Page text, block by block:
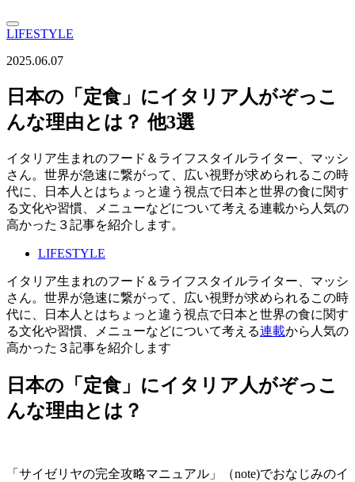
LIFESTYLE
2025.06.07
日本の「定食」にイタリア人がぞっこ
んな理由とは？ 他3選
イタリア生まれのフード＆ライフスタイルライター、マッシ
さん。世界が急速に繋がって、広い視野が求められるこの時
代に、日本人とはちょっと違う視点で日本と世界の食に関す
る文化や習慣、メニューなどについて考える連載から人気の
高かった３記事を紹介します。
LIFESTYLE
イタリア生まれのフード＆ライフスタイルライター、マッシ
さん。世界が急速に繋がって、広い視野が求められるこの時
代に、日本人とはちょっと違う視点で日本と世界の食に関す
る文化や習慣、メニューなどについて考える連載から人気の
高かった３記事を紹介します
日本の「定食」にイタリア人がぞっこ
んな理由とは？
「サイゼリヤの完全攻略マニュアル」（note)でおなじみのイ